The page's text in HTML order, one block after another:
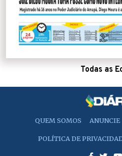
Todas as
QUEM SOMOS ANUNCIE
POLÍTICA DE